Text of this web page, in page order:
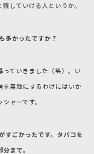
していける人というか。
多かったですか？
ていきました（笑）。い
を無駄にするわけにはいか
ャーです。
すごかったです。タバコを
まで。